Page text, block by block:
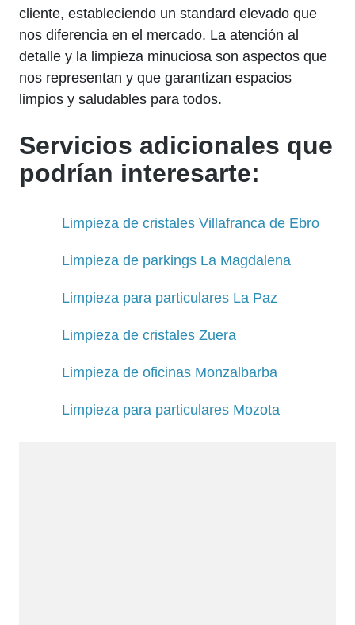
cliente, estableciendo un standard elevado que
nos diferencia en el mercado. La atención al
detalle y la limpieza minuciosa son aspectos que
nos representan y que garantizan espacios
limpios y saludables para todos.
Servicios adicionales que
podrían interesarte:
Limpieza de cristales Villafranca de Ebro
Limpieza de parkings La Magdalena
Limpieza para particulares La Paz
Limpieza de cristales Zuera
Limpieza de oficinas Monzalbarba
Limpieza para particulares Mozota